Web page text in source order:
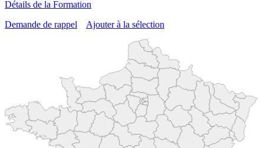
Détails de la Formation
Demande de rappel
Ajouter à la sélection